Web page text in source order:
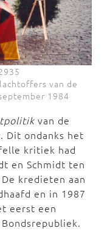
van de
1984
van de
Dit ondanks het
kritiek had
en Schmidt ten
kredieten aan
en in 1987
eerst een